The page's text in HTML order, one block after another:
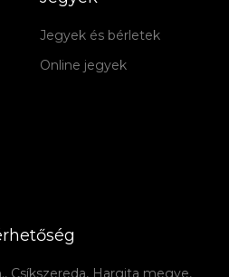
Jegyek és bérletek
Online jegyek
Csíkszereda, Hargita megye,